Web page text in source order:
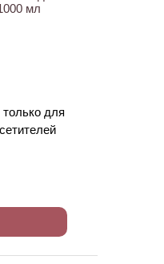
мл
для